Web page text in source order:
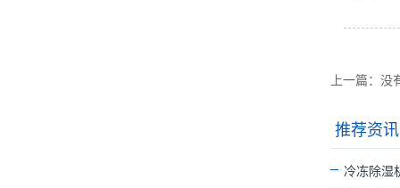
上一篇：没
推荐资讯
冷冻除湿